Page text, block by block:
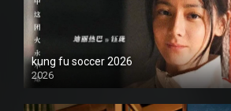
kung fu soccer 2026
2026
1080P